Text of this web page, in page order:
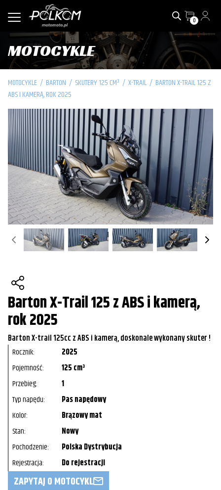
0
MOTOCYKLE
MOTOCYKLE / BARTON / SKUTERY 125 CM³ / X-TRAIL / BARTON X-TRAIL 125 Z
ABS I KAMERĄ, ROK 2025
Barton X-Trail 125 z ABS i kamerą,
rok 2025
Barton X-trail 125cc z ABS i kamerą, doskonale wykonany skuter !
Rocznik:
2025
Pojemność:
125 cm³
Przebieg:
1
Typ napędu:
Pas napędowy
Kolor:
Brązowy mat
Stan:
Nowy
Pochodzenie:
Polska Dystrybucja
Rejestracja:
Do rejestracji
ZAPYTAJ O MOTOCYKL